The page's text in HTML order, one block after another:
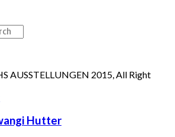
AUSSTELLUNGEN 2015, All Right
Hutter